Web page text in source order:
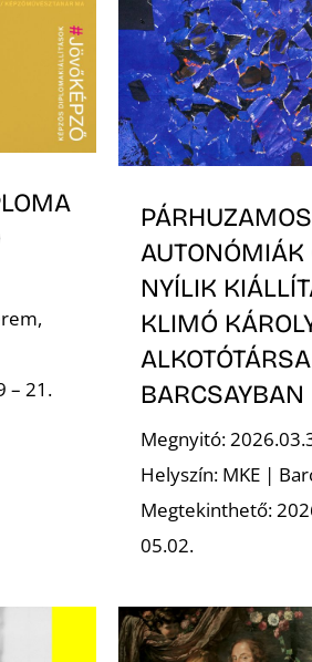
– 21.
PÁRHUZAMOS
NYÍLIK
KLIMÓ
BARCSAYBAN
Megnyitó:
Helyszín: MKE |
Megtekinthető:
05.02.